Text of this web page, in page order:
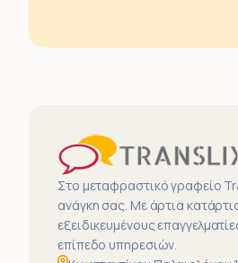
Στο μεταφραστικό γραφείο
ανάγκη σας. Με άρτια
εξειδικευμένους
επίπεδο υπηρεσιών.